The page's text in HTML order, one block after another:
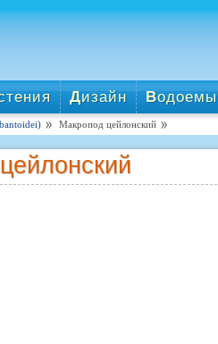
Дизайн Водоемы
Макропод цейлонский